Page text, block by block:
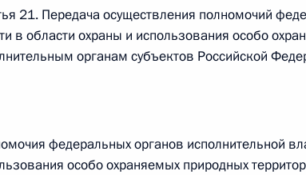
2026 года
21. Передача осуществления полномочий
в области охраны и использования особо
органам субъектов Российской
федеральных органов исполнительной
особо охраняемых природных